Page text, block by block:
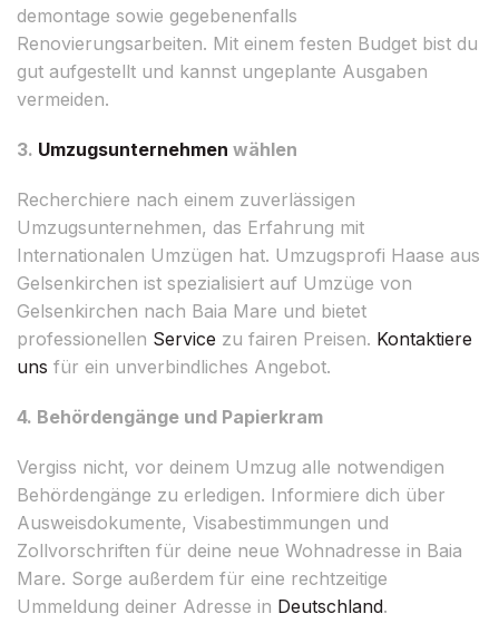
demontage sowie gegebenenfalls
Renovierungsarbeiten. Mit einem festen Budget bist du
gut aufgestellt und kannst ungeplante Ausgaben
vermeiden.
3. Umzugsunternehmen wählen
Recherchiere nach einem zuverlässigen
Umzugsunternehmen, das Erfahrung mit
Internationalen Umzügen hat. Umzugsprofi Haase aus
Gelsenkirchen ist spezialisiert auf Umzüge von
Gelsenkirchen nach Baia Mare und bietet
professionellen Service zu fairen Preisen. Kontaktiere
uns für ein unverbindliches Angebot.
4. Behördengänge und Papierkram
Vergiss nicht, vor deinem Umzug alle notwendigen
Behördengänge zu erledigen. Informiere dich über
Ausweisdokumente, Visabestimmungen und
Zollvorschriften für deine neue Wohnadresse in Baia
Mare. Sorge außerdem für eine rechtzeitige
Ummeldung deiner Adresse in Deutschland.